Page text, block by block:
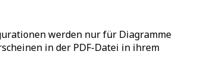
werden nur für Diagramme
in der PDF-Datei in ihrem